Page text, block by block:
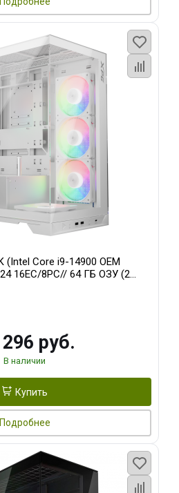
(Intel Core i9-14900 OEM
16EC/8PC// 64 ГБ ОЗУ (2
XTREME WATERFORCE
руб.
В наличии
Купить
Подробнее